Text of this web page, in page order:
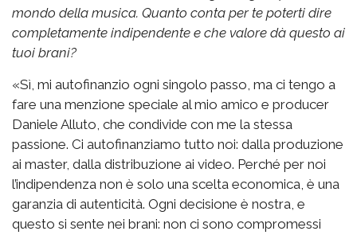
mondo della musica. Quanto conta per te poterti dire
completamente indipendente e che valore dà questo ai
tuoi brani?
«Sì, mi autofinanzio ogni singolo passo, ma ci tengo a
fare una menzione speciale al mio amico e producer
Daniele Alluto, che condivide con me la stessa
passione. Ci autofinanziamo tutto noi: dalla produzione
ai master, dalla distribuzione ai video. Perché per noi
l’indipendenza non è solo una scelta economica, è una
garanzia di autenticità. Ogni decisione è nostra, e
questo si sente nei brani: non ci sono compromessi